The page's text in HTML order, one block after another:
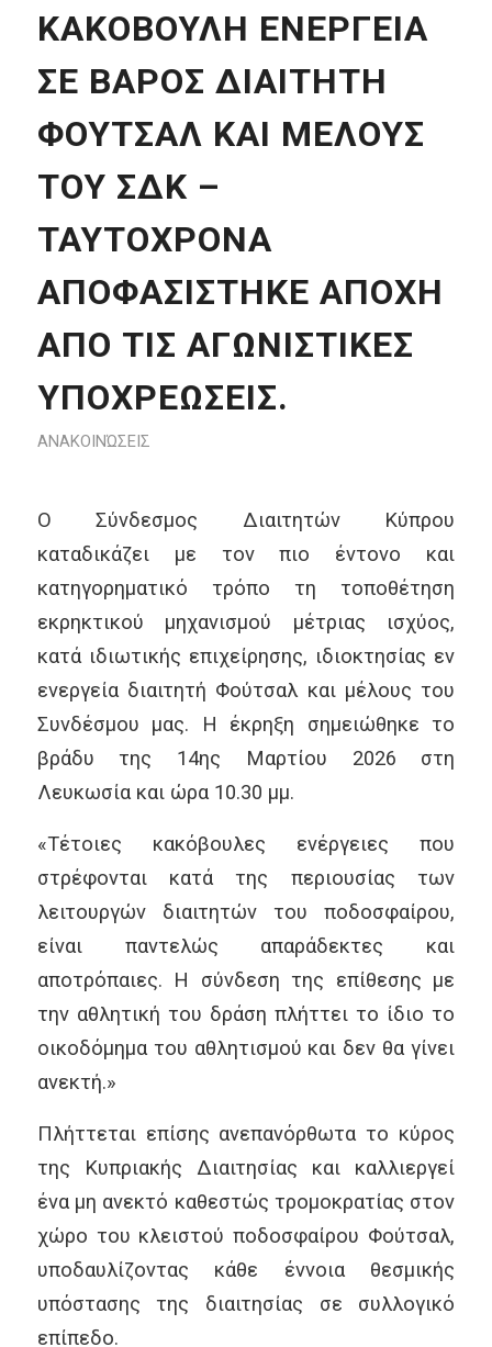
ΚΑΚΟΒΟΥΛΗ ΕΝΕΡΓΕΙΑ
ΣΕ ΒΑΡΟΣ ΔΙΑΙΤΗΤΗ
ΦΟΥΤΣΑΛ ΚΑΙ ΜΕΛΟΥΣ
ΤΟΥ ΣΔΚ –
ΤΑΥΤΟΧΡΟΝΑ
ΑΠΟΦΑΣΙΣΤΗΚΕ ΑΠΟΧΗ
ΑΠΟ ΤΙΣ ΑΓΩΝΙΣΤΙΚΕΣ
ΥΠΟΧΡΕΩΣΕΙΣ.
ΑΝΑΚΟΙΝΏΣΕΙΣ
Ο Σύνδεσμος Διαιτητών Κύπρου
καταδικάζει με τον πιο έντονο και
κατηγορηματικό τρόπο τη τοποθέτηση
εκρηκτικού μηχανισμού μέτριας ισχύος,
κατά ιδιωτικής επιχείρησης, ιδιοκτησίας εν
ενεργεία διαιτητή Φούτσαλ και μέλους του
Συνδέσμου μας. Η έκρηξη σημειώθηκε το
βράδυ της 14ης Μαρτίου 2026 στη
Λευκωσία και ώρα 10.30 μμ.
«Τέτοιες κακόβουλες ενέργειες που
στρέφονται κατά της περιουσίας των
λειτουργών διαιτητών του ποδοσφαίρου,
είναι παντελώς απαράδεκτες και
αποτρόπαιες. Η σύνδεση της επίθεσης με
την αθλητική του δράση πλήττει το ίδιο το
οικοδόμημα του αθλητισμού και δεν θα γίνει
ανεκτή.»
Πλήττεται επίσης ανεπανόρθωτα το κύρος
της Κυπριακής Διαιτησίας και καλλιεργεί
ένα μη ανεκτό καθεστώς τρομοκρατίας στον
χώρο του κλειστού ποδοσφαίρου Φούτσαλ,
υποδαυλίζοντας κάθε έννοια θεσμικής
υπόστασης της διαιτησίας σε συλλογικό
επίπεδο.